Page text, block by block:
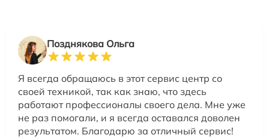
Позднякова Ольга
Я всегда обращаюсь в этот сервис центр со
своей техникой, так как знаю, что здесь
работают профессионалы своего дела. Мне уже
не раз помогали, и я всегда оставался доволен
результатом. Благодарю за отличный сервис!